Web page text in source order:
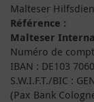
Malteser
Référence :
Malteser
Numéro de
IBAN : DE103
S.W.I.F.T./BIC :
(Pax Bank